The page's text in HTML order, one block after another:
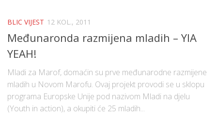
BLIC VIJEST 12 KOL., 2011
Međunaronda razmijena mladih – YIA
YEAH!
Mladi za Marof, domaćin su prve međunarodne razmijene
mladih u Novom Marofu. Ovaj projekt provodi se u sklopu
programa Europske Unije pod nazivom Mladi na djelu
(Youth in action), a okupiti će 25 mladih...